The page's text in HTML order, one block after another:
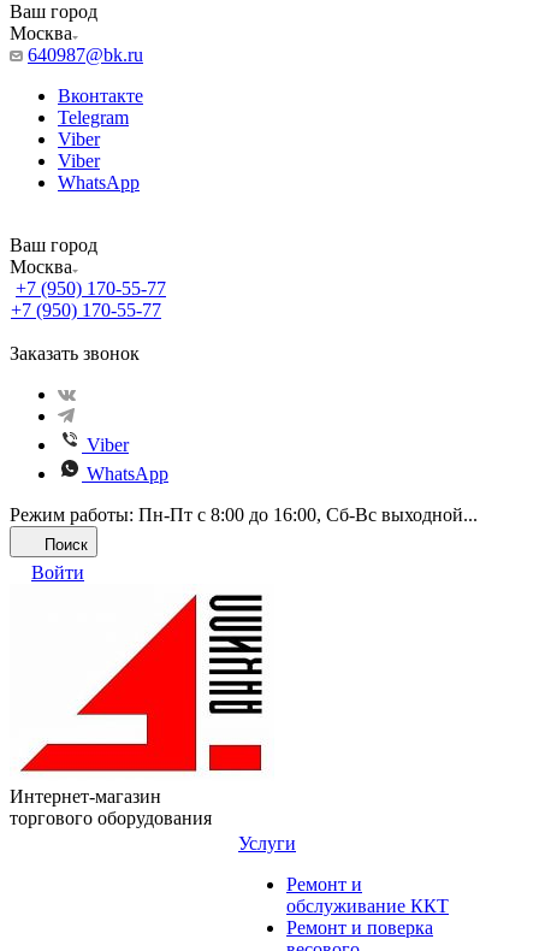
Ваш город
Москва
640987@bk.ru
Вконтакте
Telegram
Viber
Viber
WhatsApp
Ваш город
Москва
+7 (950) 170-55-77
+7 (950) 170-55-77
Заказать звонок
Viber
WhatsApp
Режим работы: Пн-Пт с 8:00 до 16:00, Cб-Вс выходной...
Поиск
Войти
Интернет-магазин
торгового оборудования
Услуги
Ремонт и
обслуживание ККТ
Ремонт и поверка